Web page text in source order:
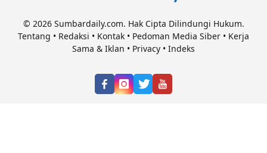
© 2026 Sumbardaily.com. Hak Cipta Dilindungi Hukum.
Tentang • Redaksi • Kontak • Pedoman Media Siber • Kerja
Sama & Iklan • Privacy • Indeks